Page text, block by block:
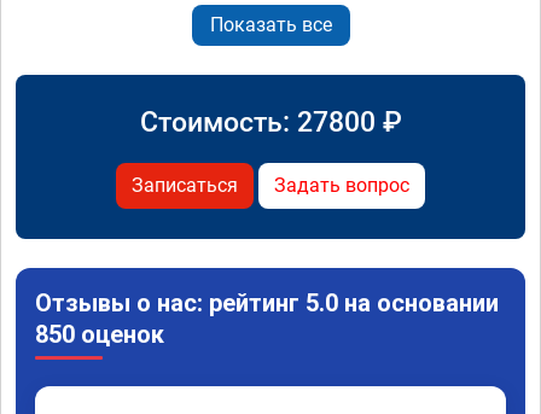
Показать все
Стоимость: 27800 ₽
Записаться Задать вопрос
Отзывы о нас: рейтинг 5.0 на основании
850 оценок